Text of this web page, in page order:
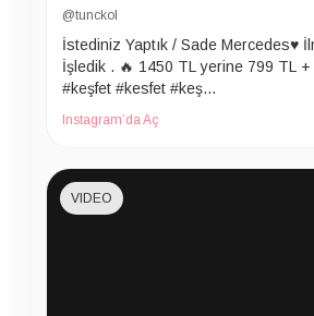
@tunckol
İstediniz Yaptık / Sade Mercedes♥️ İlmek İlmek
İşledik . 🔥 1450 TL yerine 799 TL
#keşfet #kesfet #keş…
Instagram’da Aç
VIDEO